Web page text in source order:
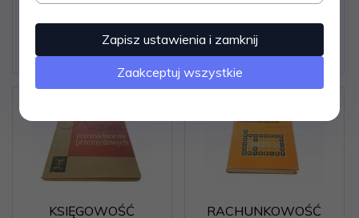
wysyłka w 24h (dni
robocze)
1 egz.
18,18 PLN
wysyłka w 24h (dni
robocze)
1 egz.
18,18 PLN
KSIĘGOWOŚĆ
RACHUNKOWOŚĆ
Zapisz ustawienia i zamknij
Zaakceptuj wszystkie